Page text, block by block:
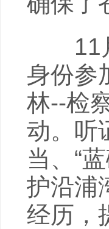
11月
身份参
林--检
动。听
当、“
护沿浦
经历，